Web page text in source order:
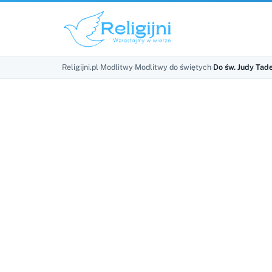
Religijni.pl›Modlitwy›Modlitwy do świętych›Do św. Judy